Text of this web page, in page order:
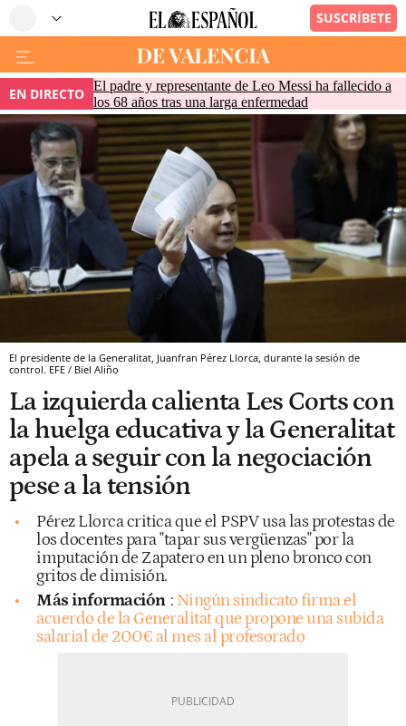
EN DIRECTO El padre y representante de Leo Messi ha fallecido a
los 68 años tras una larga enfermedad
El presidente de la Generalitat, Juanfran Pérez Llorca, durante la sesión de
control. EFE / Biel Aliño
La izquierda calienta Les Corts con
la huelga educativa y la Generalitat
apela a seguir con la negociación
pese a la tensión
Pérez Llorca critica que el PSPV usa las protestas de
los docentes para "tapar sus vergüenzas" por la
imputación de Zapatero en un pleno bronco con
gritos de dimisión.
Más información : Ningún sindicato firma el
acuerdo de la Generalitat que propone una subida
salarial de 200€ al mes al profesorado